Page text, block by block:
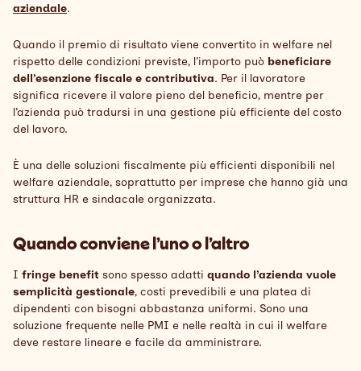
aziendale.
Quando il premio di risultato viene convertito in welfare nel
rispetto delle condizioni previste, l’importo può beneficiare
dell’esenzione fiscale e contributiva. Per il lavoratore
significa ricevere il valore pieno del beneficio, mentre per
l’azienda può tradursi in una gestione più efficiente del costo
del lavoro.
È una delle soluzioni fiscalmente più efficienti disponibili nel
welfare aziendale, soprattutto per imprese che hanno già una
struttura HR e sindacale organizzata.
Quando conviene l’uno o l’altro
I fringe benefit sono spesso adatti quando l’azienda vuole
semplicità gestionale, costi prevedibili e una platea di
dipendenti con bisogni abbastanza uniformi. Sono una
soluzione frequente nelle PMI e nelle realtà in cui il welfare
deve restare lineare e facile da amministrare.